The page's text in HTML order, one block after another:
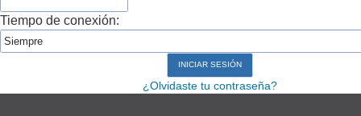
Tiempo de conexión:
¿Olvidaste tu contraseña?